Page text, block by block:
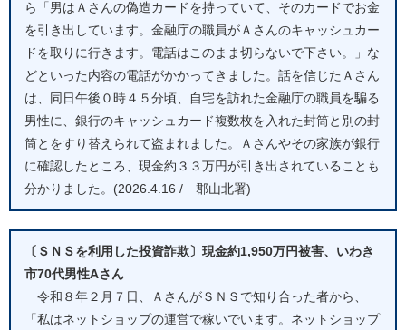
ら「男はＡさんの偽造カードを持っていて、そのカードでお金
を引き出しています。金融庁の職員がＡさんのキャッシュカー
ドを取りに行きます。電話はこのまま切らないで下さい。」な
どといった内容の電話がかかってきました。話を信じたＡさん
は、同日午後０時４５分頃、自宅を訪れた金融庁の職員を騙る
男性に、銀行のキャッシュカード複数枚を入れた封筒と別の封
筒とをすり替えられて盗まれました。Ａさんやその家族が銀行
に確認したところ、現金約３３万円が引き出されていることも
分かりました。(2026.4.16 / 郡山北署)
〔ＳＮＳを利用した投資詐欺〕現金約1,950万円被害、いわき
市70代男性Aさん
令和８年２月７日、ＡさんがＳＮＳで知り合った者から、
「私はネットショップの運営で稼いでいます。ネットショップ